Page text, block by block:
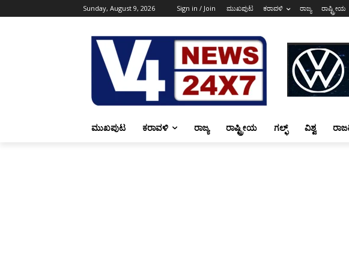
Sunday, August 9, 2026 Sign in / Join ಮುಖಪುಟ ಕರಾವಳಿ ರಾಜ್ಯ ರಾಷ್ಟ್ರೀಯ
ಮುಖಪುಟ ಕರಾವಳಿ ರಾಜ್ಯ ರಾಷ್ಟ್ರೀಯ ಗಲ್ಫ್ ವಿಶ್ವ